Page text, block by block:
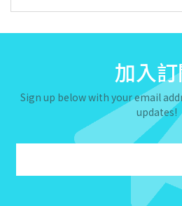
加入
Sign up below with your email
updates!